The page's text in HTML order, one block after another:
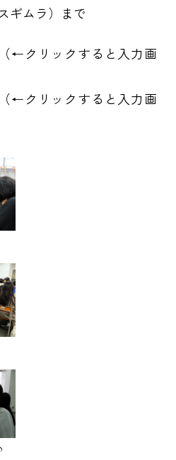
ギムラ）まで
（←クリックすると入力画
（←クリックすると入力画